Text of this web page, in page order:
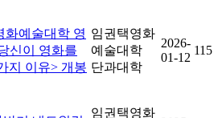
화예술대학 영
신이 영화를
지 이유> 개봉
임권택영화
예술대학
단과대학
2026-
01-12
115
임권택영화